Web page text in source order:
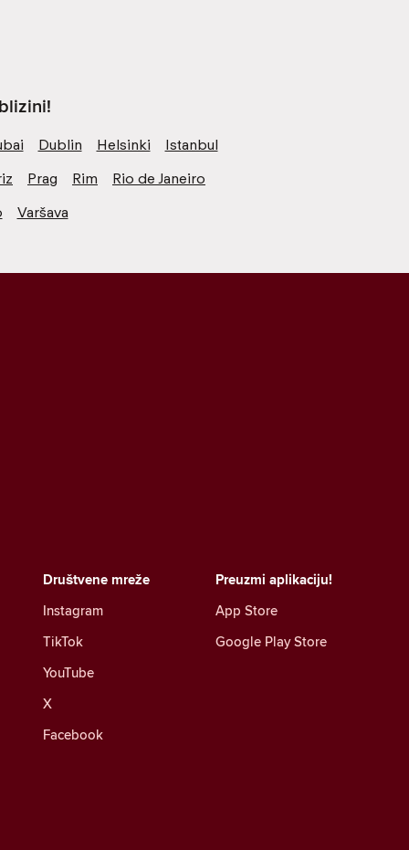
Dublin Helsinki
Istanbul
Prag Rim
Rio de Janeiro
Varšava
Društvene mreže
Instagram
TikTok
YouTube
X
Facebook
Preuzmi aplikaciju!
App Store
Google Play Store